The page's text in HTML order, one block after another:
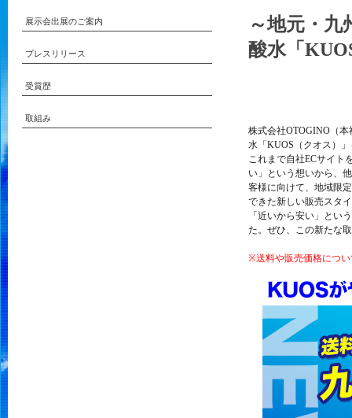
～地元・九
酸水「
株式会社OTOGINO（
水「KUOS（クオス）
これまで自社ECサイト
い」という想いから、
客様に向けて、地域限
できた新しい販売スタ
「近いから安い」とい
た。ぜひ、この新たな
※送料や販売価格につ
展示会出展のご案内
プレスリリース
受賞歴
取組み